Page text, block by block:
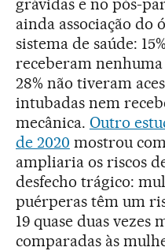
grávidas e no pós-
ainda associação do
sistema de saúde:
receberam
28% não tiveram
intubadas nem
mecânica. Outro
de 2020 mostrou
ampliaria os riscos
desfecho trágico:
puérperas têm um
19 quase duas vezes
comparadas às